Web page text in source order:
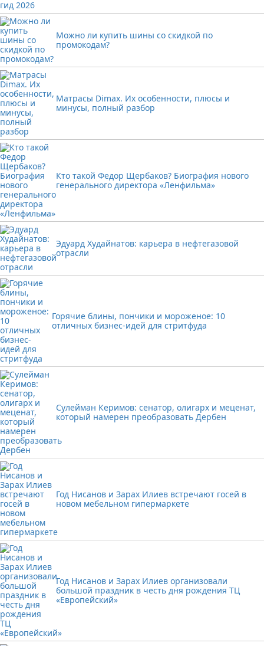
Можно ли купить шины со скидкой по
промокодам?
Матрасы Dimax. Их особенности, плюсы и
минусы, полный разбор
Кто такой Федор Щербаков? Биография нового
генерального директора «Ленфильма»
Эдуард Худайнатов: карьера в нефтегазовой
отрасли
Горячие блины, пончики и мороженое: 10
отличных бизнес-идей для стритфуда
Сулейман Керимов: сенатор, олигарх и меценат,
который намерен преобразовать Дербен
Год Нисанов и Зарах Илиев встречают госей в
новом мебельном гипермаркете
Год Нисанов и Зарах Илиев организовали
большой праздник в честь дня рождения ТЦ
«Европейский»